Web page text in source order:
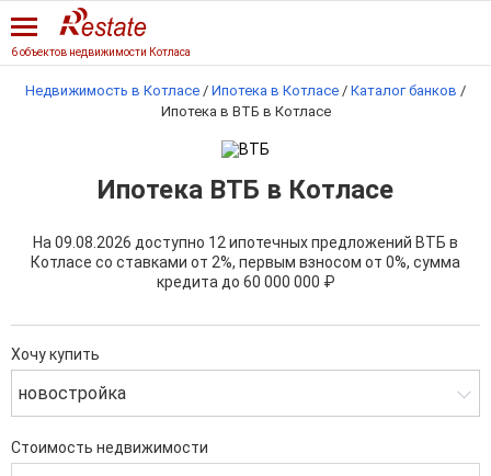
6 объектов недвижимости Котласа
Недвижимость в Котласе / Ипотека в Котласе / Каталог банков /
Ипотека в ВТБ в Котласе
Ипотека ВТБ в Котласе
На 09.08.2026 доступно 12 ипотечных предложений ВТБ в
Котласе со ставками от 2%, первым взносом от 0%, сумма
кредита до 60 000 000 ₽
Хочу купить
новостройка
Стоимость недвижимости